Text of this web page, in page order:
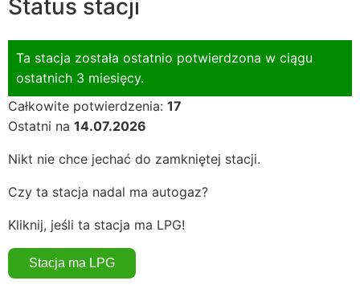
Status stacji
Ta stacja została ostatnio potwierdzona w ciągu
ostatnich 3 miesięcy.
Całkowite potwierdzenia: 17
Ostatni na 14.07.2026
Nikt nie chce jechać do zamkniętej stacji.
Czy ta stacja nadal ma autogaz?
Kliknij, jeśli ta stacja ma LPG!